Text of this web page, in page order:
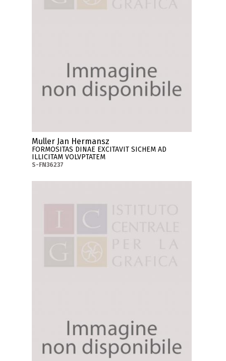
Muller Jan Hermansz
FORMOSITAS DINAE EXCITAVIT SICHEM AD
ILLICITAM VOLVPTATEM
S-FN36237